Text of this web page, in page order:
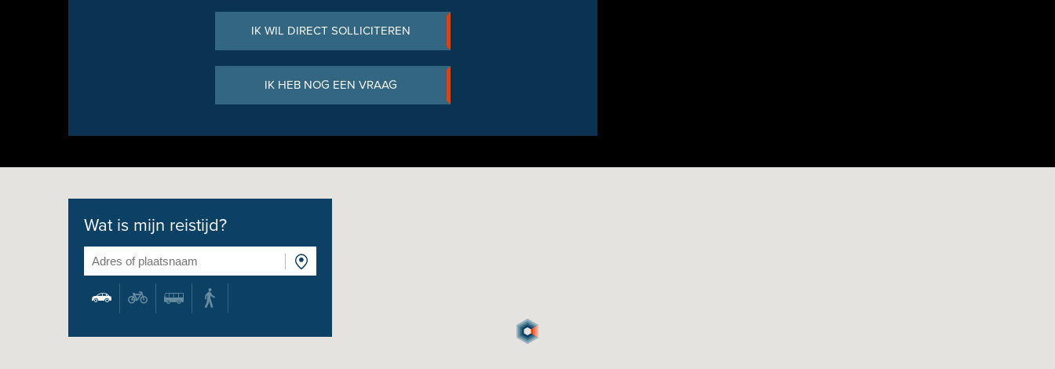
IK WIL DIRECT SOLLICITEREN
IK HEB NOG EEN VRAAG
Wat is mijn reistijd?